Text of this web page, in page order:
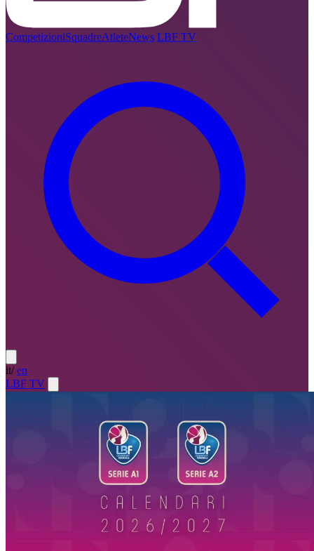
CompetizioniSquadreAtleteNews LBF TV
it/ en
LBF TV